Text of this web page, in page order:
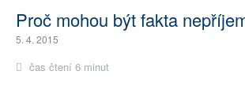
Proč mohou být fakta
5. 4. 2015
čas čtení 6 minut